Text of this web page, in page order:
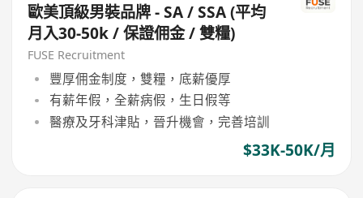
歐美頂級男裝品牌 - SA / SSA (平均
月入30-50k / 保證佣金 / 雙糧)
FUSE Recruitment
豐厚佣金制度，雙糧，底薪優厚
有薪年假，全薪病假，生日假等
醫療及牙科津貼，晉升機會，完善培訓
$33K-50K/月